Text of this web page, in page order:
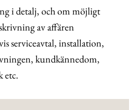
i detalj, och om möjligt
av affären
serviceavtal, installation,
kundkännedom,
etc.